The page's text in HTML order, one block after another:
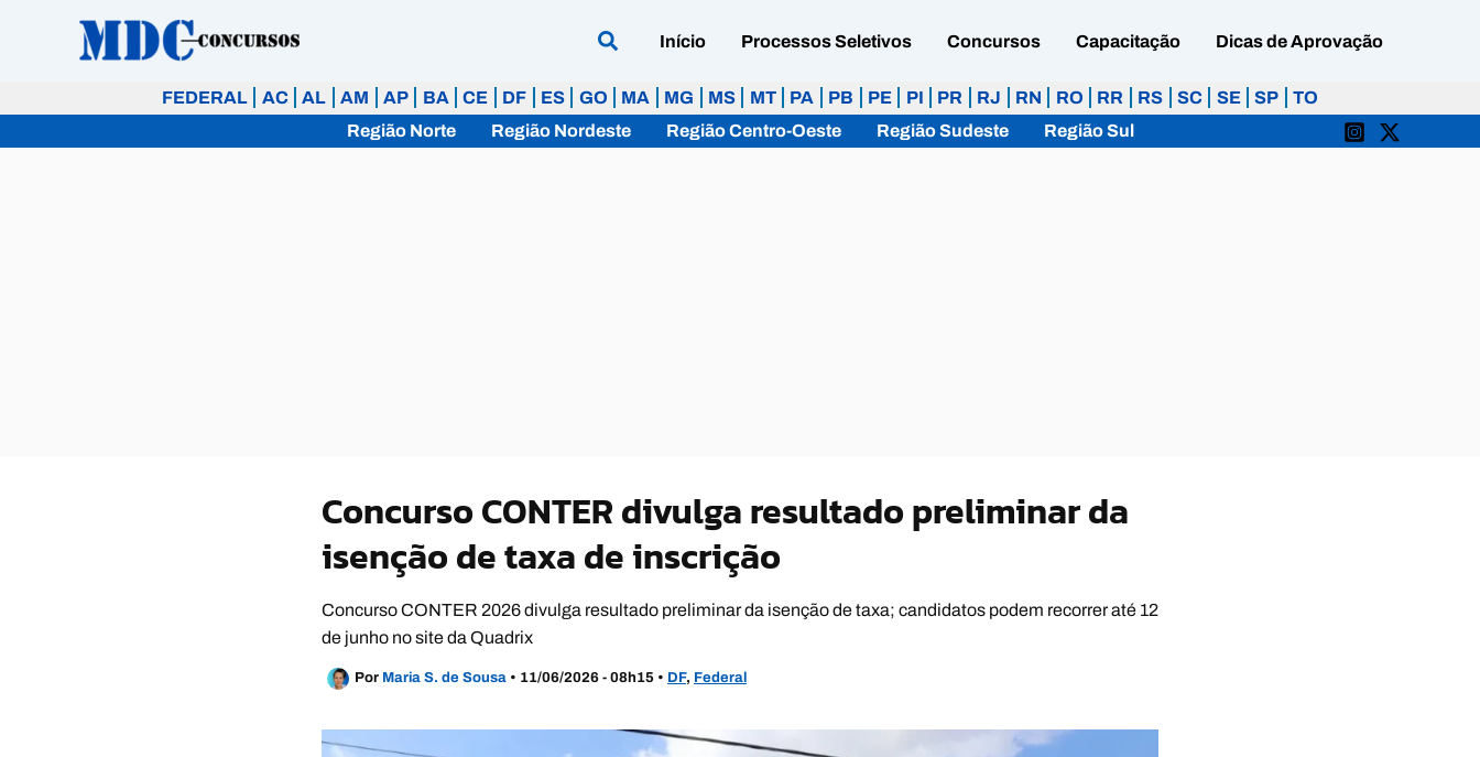
Início Processos Seletivos Concursos Capacitação Dicas de Aprovação
FEDERAL AC AL AM AP BA CE DF ES GO MA MG MS MT PA PB PE PI PR RJ RN RO RR RS SC SE SP
TO
Região Norte
Região Nordeste Região Centro-Oeste Região Sudeste Região Sul
Concurso CONTER divulga resultado preliminar da
isenção de taxa de inscrição
Concurso CONTER 2026 divulga resultado preliminar da isenção de taxa; candidatos podem recorrer até 12
de junho no site da Quadrix
Por Maria S. de Sousa • 11/06/2026 - 08h15 • DF, Federal